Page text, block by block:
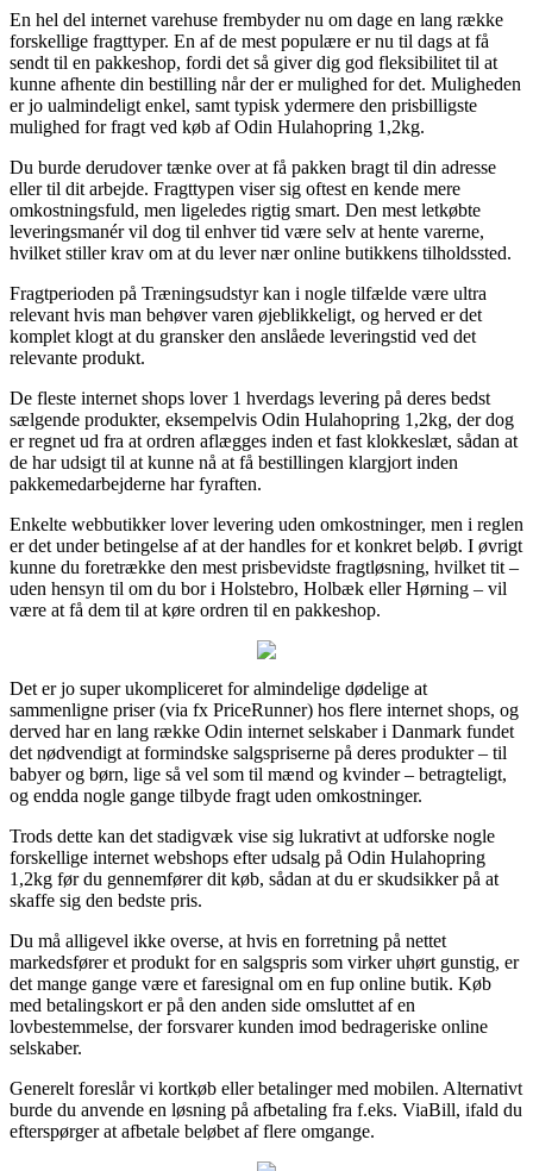
En hel del internet varehuse frembyder nu om dage en lang række
forskellige fragttyper. En af de mest populære er nu til dags at få
sendt til en pakkeshop, fordi det så giver dig god fleksibilitet til at
kunne afhente din bestilling når der er mulighed for det. Muligheden
er jo ualmindeligt enkel, samt typisk ydermere den prisbilligste
mulighed for fragt ved køb af Odin Hulahopring 1,2kg.
Du burde derudover tænke over at få pakken bragt til din adresse
eller til dit arbejde. Fragttypen viser sig oftest en kende mere
omkostningsfuld, men ligeledes rigtig smart. Den mest letkøbte
leveringsmanér vil dog til enhver tid være selv at hente varerne,
hvilket stiller krav om at du lever nær online butikkens tilholdssted.
Fragtperioden på Træningsudstyr kan i nogle tilfælde være ultra
relevant hvis man behøver varen øjeblikkeligt, og herved er det
komplet klogt at du gransker den anslåede leveringstid ved det
relevante produkt.
De fleste internet shops lover 1 hverdags levering på deres bedst
sælgende produkter, eksempelvis Odin Hulahopring 1,2kg, der dog
er regnet ud fra at ordren aflægges inden et fast klokkeslæt, sådan at
de har udsigt til at kunne nå at få bestillingen klargjort inden
pakkemedarbejderne har fyraften.
Enkelte webbutikker lover levering uden omkostninger, men i reglen
er det under betingelse af at der handles for et konkret beløb. I øvrigt
kunne du foretrække den mest prisbevidste fragtløsning, hvilket tit –
uden hensyn til om du bor i Holstebro, Holbæk eller Hørning – vil
være at få dem til at køre ordren til en pakkeshop.
Det er jo super ukompliceret for almindelige dødelige at
sammenligne priser (via fx PriceRunner) hos flere internet shops, og
derved har en lang række Odin internet selskaber i Danmark fundet
det nødvendigt at formindske salgspriserne på deres produkter – til
babyer og børn, lige så vel som til mænd og kvinder – betragteligt,
og endda nogle gange tilbyde fragt uden omkostninger.
Trods dette kan det stadigvæk vise sig lukrativt at udforske nogle
forskellige internet webshops efter udsalg på Odin Hulahopring
1,2kg før du gennemfører dit køb, sådan at du er skudsikker på at
skaffe sig den bedste pris.
Du må alligevel ikke overse, at hvis en forretning på nettet
markedsfører et produkt for en salgspris som virker uhørt gunstig, er
det mange gange være et faresignal om en fup online butik. Køb
med betalingskort er på den anden side omsluttet af en
lovbestemmelse, der forsvarer kunden imod bedrageriske online
selskaber.
Generelt foreslår vi kortkøb eller betalinger med mobilen. Alternativt
burde du anvende en løsning på afbetaling fra f.eks. ViaBill, ifald du
efterspørger at afbetale beløbet af flere omgange.